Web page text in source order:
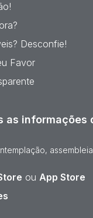
Desconfie!
Favor
as informações
ou App Store